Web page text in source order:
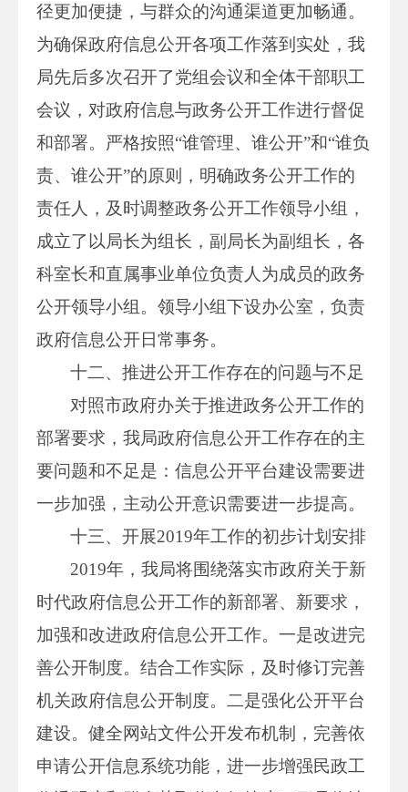
径更加便捷，与群众的沟通渠道更加畅通。
为确保政府信息公开各项工作落到实处，我
局先后多次召开了党组会议和全体干部职工
会议，对政府信息与政务公开工作进行督促
和部署。严格按照“谁管理、谁公开”和“谁负
责、谁公开”的原则，明确政务公开工作的
责任人，及时调整政务公开工作领导小组，
成立了以局长为组长，副局长为副组长，各
科室长和直属事业单位负责人为成员的政务
公开领导小组。领导小组下设办公室，负责
政府信息公开日常事务。
十二、推进公开工作存在的问题与不足
对照市政府办关于推进政务公开工作的
部署要求，我局政府信息公开工作存在的主
要问题和不足是：信息公开平台建设需要进
一步加强，主动公开意识需要进一步提高。
十三、开展2019年工作的初步计划安排
2019年，我局将围绕落实市政府关于新
时代政府信息公开工作的新部署、新要求，
加强和改进政府信息公开工作。一是改进完
善公开制度。结合工作实际，及时修订完善
机关政府信息公开制度。二是强化公开平台
建设。健全网站文件公开发布机制，完善依
申请公开信息系统功能，进一步增强民政工